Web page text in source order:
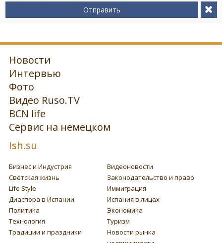
Отправить
Новости
Интервью
Фото
Видео Ruso.TV
BCN life
Сервис на немецком
Ish.su
Бизнес и Индустрия
Видеоновости
Светская жизнь
Законодательство и право
Life Style
Иммиграция
Диаспора в Испании
Испания в лицах
Политика
Экономика
Технология
Туризм
Традиции и праздники
Новости рынка